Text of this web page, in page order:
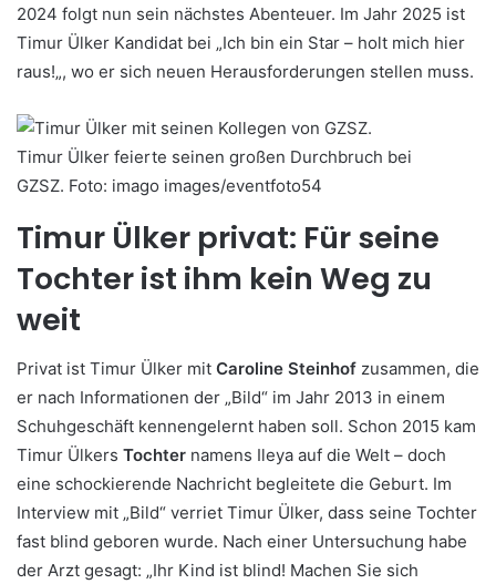
2024 folgt nun sein nächstes Abenteuer. Im Jahr 2025 ist
Timur Ülker Kandidat bei „Ich bin ein Star – holt mich hier
raus!„, wo er sich neuen Herausforderungen stellen muss.
Timur Ülker feierte seinen großen Durchbruch bei
GZSZ. Foto: imago images/eventfoto54
Timur Ülker privat: Für seine
Tochter ist ihm kein Weg zu
weit
Privat ist Timur Ülker mit Caroline Steinhof zusammen, die
er nach Informationen der „Bild“ im Jahr 2013 in einem
Schuhgeschäft kennengelernt haben soll. Schon 2015 kam
Timur Ülkers Tochter namens Ileya auf die Welt – doch
eine schockierende Nachricht begleitete die Geburt. Im
Interview mit „Bild“ verriet Timur Ülker, dass seine Tochter
fast blind geboren wurde. Nach einer Untersuchung habe
der Arzt gesagt: „Ihr Kind ist blind! Machen Sie sich